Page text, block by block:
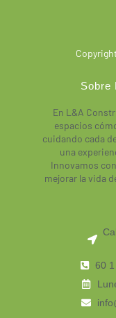
Sobre
En L&A
espacios
cuidando cada
una
Innovamos
mejorar la vida
60